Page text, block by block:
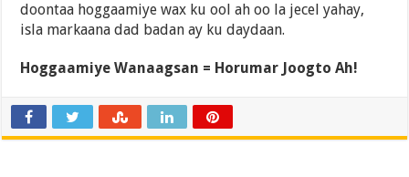
doontaa hoggaamiye wax ku ool ah oo la jecel yahay,
isla markaana dad badan ay ku daydaan.
Hoggaamiye Wanaagsan = Horumar Joogto Ah!